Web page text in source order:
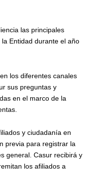
las principales
Entidad durante el año
los diferentes canales
sus preguntas y
en el marco de la
y ciudadanía en
previa para registrar la
general. Casur recibirá y
los afiliados a